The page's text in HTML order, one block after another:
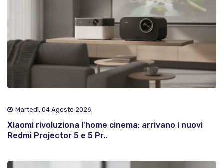
Martedì, 04 Agosto 2026
Xiaomi rivoluziona l'home cinema: arrivano i nuovi
Redmi Projector 5 e 5 Pr..